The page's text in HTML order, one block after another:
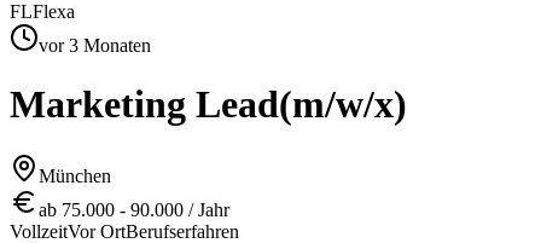
FLFlexa
vor 3 Monaten
Marketing Lead(m/w/x)
München
ab 75.000 - 90.000 / Jahr
VollzeitVor OrtBerufserfahren